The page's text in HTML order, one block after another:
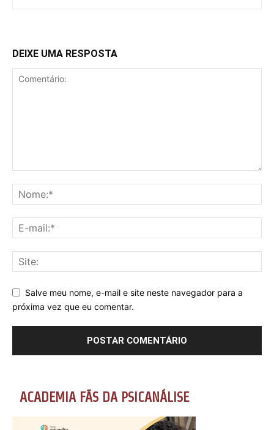
DEIXE UMA RESPOSTA
Salve meu nome, e-mail e site neste navegador para a
próxima vez que eu comentar.
ACADEMIA FÃS DA PSICANÁLISE